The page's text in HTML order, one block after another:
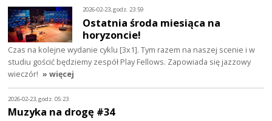
2026-02-23, godz. 23:59
Ostatnia środa miesiąca na
horyzoncie!
Czas na kolejne wydanie cyklu [3x1]. Tym razem na naszej scenie i w
studiu gościć będziemy zespół Play Fellows. Zapowiada się jazzowy
wieczór! » więcej
2026-02-23, godz. 05:23
Muzyka na drogę #34